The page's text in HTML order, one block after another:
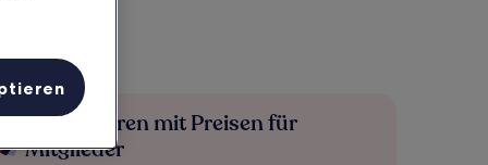
Mehr sparen mit Preisen für
Mitglieder